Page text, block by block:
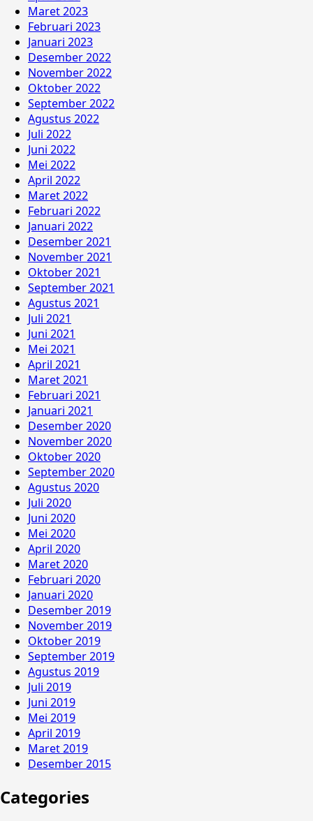
Maret 2023
Februari 2023
Januari 2023
Desember 2022
November 2022
Oktober 2022
September 2022
Agustus 2022
Juli 2022
Juni 2022
Mei 2022
April 2022
Maret 2022
Februari 2022
Januari 2022
Desember 2021
November 2021
Oktober 2021
September 2021
Agustus 2021
Juli 2021
Juni 2021
Mei 2021
April 2021
Maret 2021
Februari 2021
Januari 2021
Desember 2020
November 2020
Oktober 2020
September 2020
Agustus 2020
Juli 2020
Juni 2020
Mei 2020
April 2020
Maret 2020
Februari 2020
Januari 2020
Desember 2019
November 2019
Oktober 2019
September 2019
Agustus 2019
Juli 2019
Juni 2019
Mei 2019
April 2019
Maret 2019
Desember 2015
Categories